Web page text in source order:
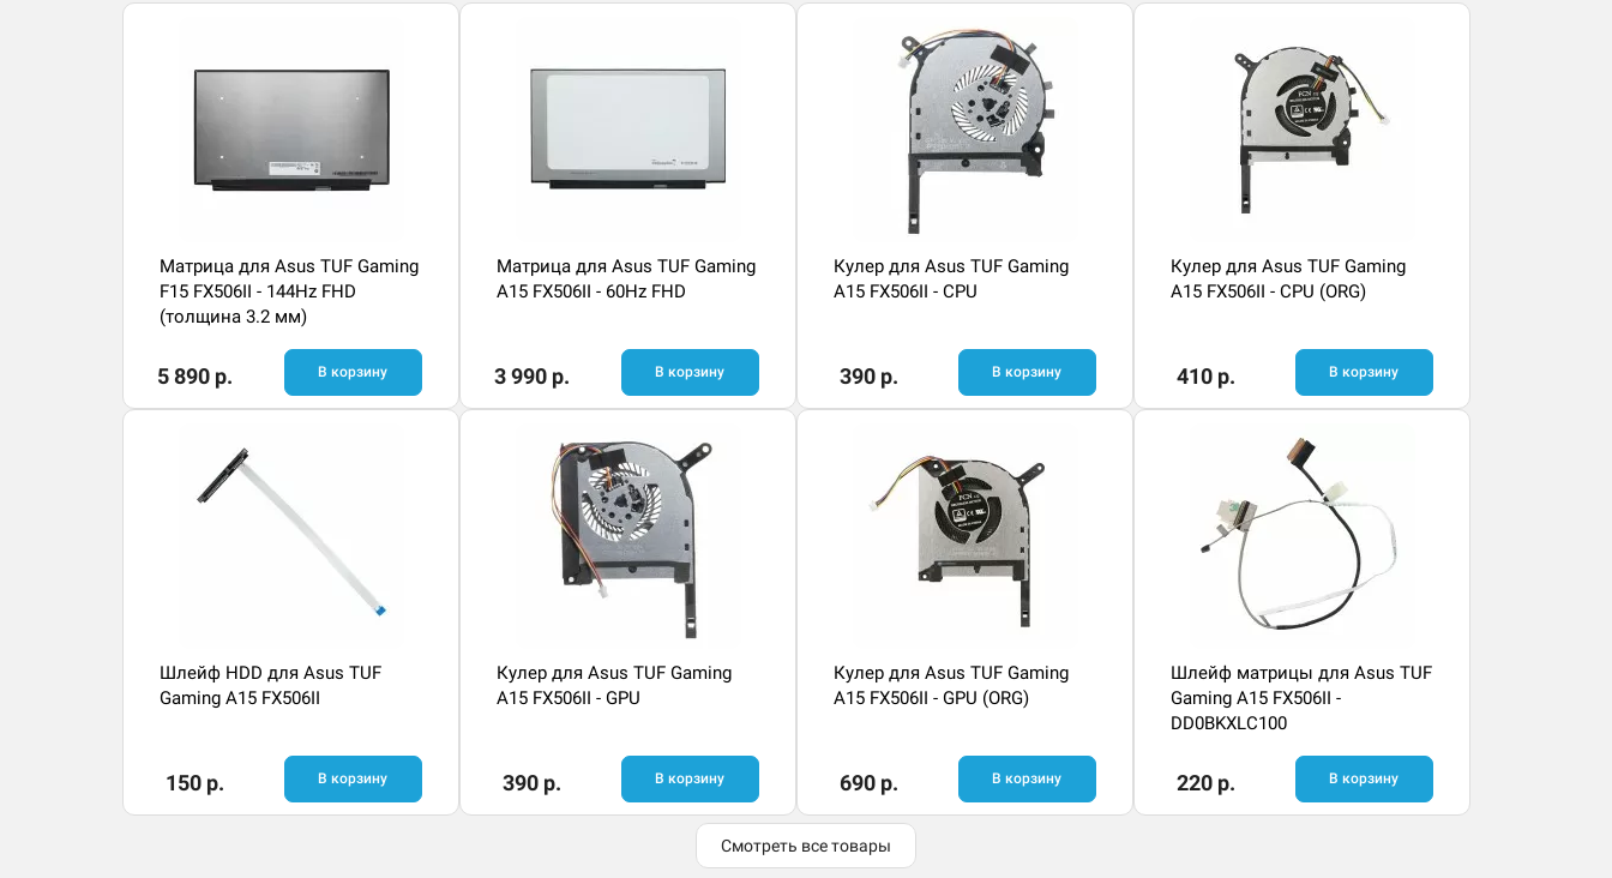
Матрица для Asus TUF Gaming
F15 FX506II - 144Hz FHD
(толщина 3.2 мм)
5 890 р. В корзину
Матрица для Asus TUF Gaming
A15 FX506II - 60Hz FHD
3 990 р. В корзину
Кулер для Asus TUF Gaming
A15 FX506II - CPU
390 р. В корзину
Кулер для Asus TUF Gaming
A15 FX506II - CPU (ORG)
410 р. В корзину
Шлейф HDD для Asus TUF
Gaming A15 FX506II
150 р. В корзину
Кулер для Asus TUF Gaming
A15 FX506II - GPU
390 р. В корзину
Кулер для Asus TUF Gaming
A15 FX506II - GPU (ORG)
690 р. В корзину
Шлейф матрицы для Asus TUF
Gaming A15 FX506II -
DD0BKXLC100
220 р. В корзину
Смотреть все товары